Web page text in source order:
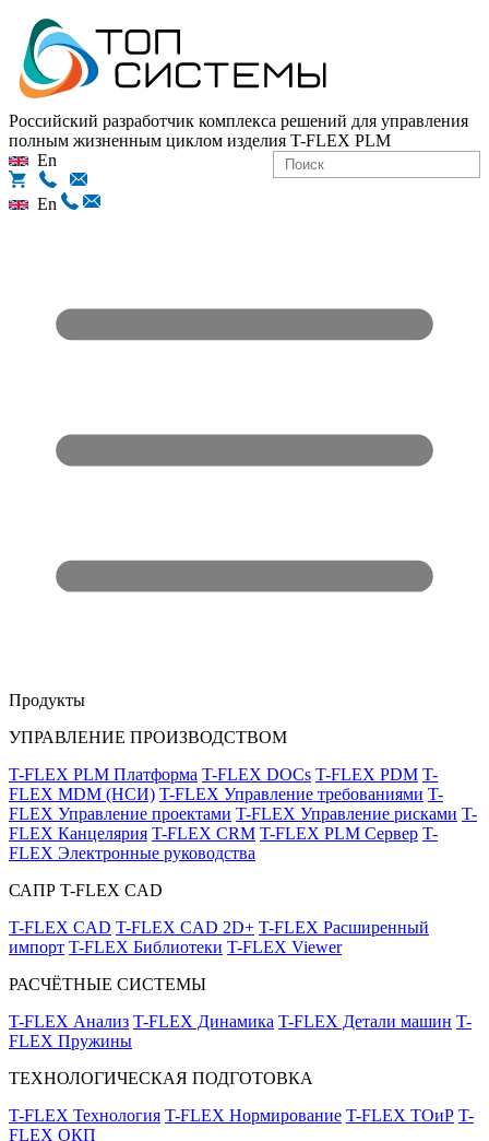
Российский разработчик комплекса решений для управления
полным жизненным циклом изделия T-FLEX PLM
En
En
Продукты
УПРАВЛЕНИЕ ПРОИЗВОДСТВОМ
T-FLEX PLM Платформа T-FLEX DOCs T-FLEX PDM T-
FLEX MDM (НСИ) T-FLEX Управление требованиями T-
FLEX Управление проектами T-FLEX Управление рисками T-
FLEX Канцелярия T-FLEX CRM T-FLEX PLM Сервер T-
FLEX Электронные руководства
САПР T-FLEX CAD
T-FLEX CAD T-FLEX CAD 2D+ T-FLEX Расширенный
импорт T-FLEX Библиотеки T-FLEX Viewer
РАСЧЁТНЫЕ СИСТЕМЫ
T-FLEX Анализ T-FLEX Динамика T-FLEX Детали машин T-
FLEX Пружины
ТЕХНОЛОГИЧЕСКАЯ ПОДГОТОВКА
T-FLEX Технология T-FLEX Нормирование T-FLEX ТОиР T-
FLEX ОКП